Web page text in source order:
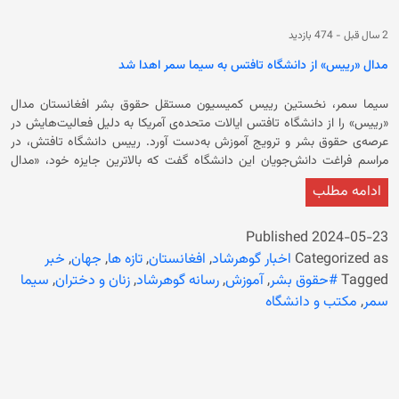
2 سال قبل - 474 بازدید
مدال «رییس» از دانشگاه تافتس به سیما سمر اهدا شد
سیما سمر، نخستین رییس کمیسیون مستقل حقوق بشر افغانستان مدال
«رییس» را از دانشگاه تافتس ایالات متحده‌ی آمریکا به دلیل فعالیت‌هایش در
عرصه‌ی حقوق بشر و ترویج آموزش به‌دست آورد. رییس دانشگاه تافتش، در
مراسم فراغت دانش‌جویان این دانشگاه گفت که بالاترین جایزه خود، «مدال
رییس»، را به خانم سیما سمر به دلیل تلاش‌های بی‌وقفه‌ی او برای بهبود حقوق
وضعیت اجتماعی و سیاسی آنان، برای او تحسین بین‌المللی به ارمغان آورده
است. رییس این دانشگاه افزود که تعهد داکتر خانم سمر به آموزش و
توان‌مندسازی زنان و دختران هیچ حد و مرزی نمی‌شناسد. سیما سمر نیز یکی از
سخن‌رانان اصلی این نشست بود. او با یادآوری از دوره‌ی دانش‌جویی و آموزشی‌
خودش گفت که به‌دلیل بی‌ثباتی سیاسی و تهاجم اتحاد جماهیر شوروی سابق
ادامه مطلب
Published 2024-05-23
Categorized as اخبار گوهرشاد, افغانستان,تازه ها, جهان, خبر
Tagged#حقوق بشر,آموزش,رسانه گوهرشاد,زنان و دختران, سیما
سمر, مکتب و دانشگاه